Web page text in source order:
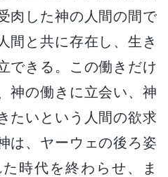
肉した神の人間の間で
間と共に存在し、生き
できる。この働きだけ
神の働きに立会い、神
たいという人間の欲求
は、ヤーウェの後ろ姿
時代を終わらせ、ま